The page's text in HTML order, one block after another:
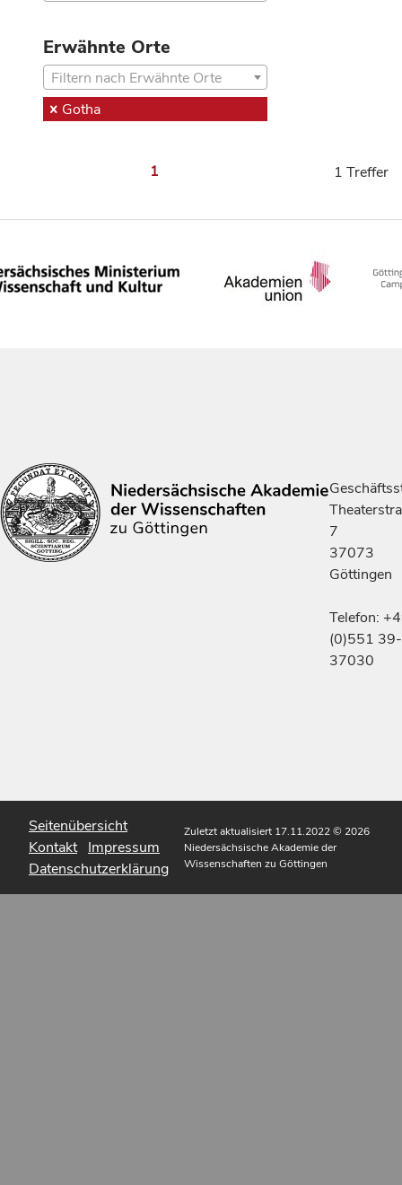
Erwähnte Orte
Filtern nach Erwähnte Orte
Gotha
1 1 Treffer
7
37073
Göttingen
Telefon:
(0)551 39-
37030
Seitenübersicht
Kontakt Impressum
Datenschutzerklärung
Zuletzt aktualisiert 17.11.2022© 2026
Niedersächsische Akademie der
Wissenschaften zu Göttingen